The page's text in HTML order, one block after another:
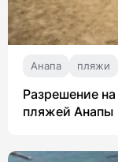
Анапа пляжи
Разрешение
пляжей Анапы